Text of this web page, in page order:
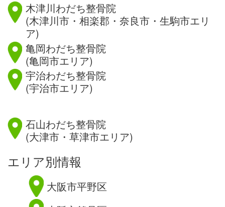
木津川わだち整骨院
(木津川市・相楽郡・奈良市・生駒市エリ
ア)
亀岡わだち整骨院
(亀岡市エリア)
宇治わだち整骨院
(宇治市エリア)
石山わだち整骨院
(大津市・草津市エリア)
エリア別情報
大阪市平野区